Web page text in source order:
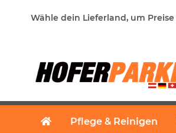
Wähle dein Lieferland, um
Pflege & Reinigen